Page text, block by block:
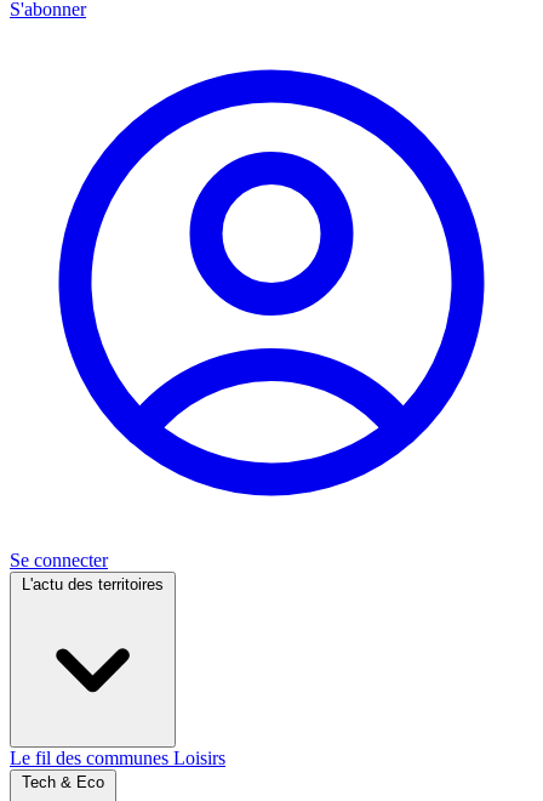
S'abonner
Se connecter
L'actu des territoires
Le fil des communes Loisirs
Tech & Eco